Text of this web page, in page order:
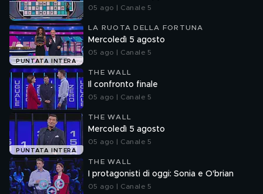
05 ago | Canale 5
PUNTATA INTERA
LA RUOTA DELLA FORTUNA
Mercoledì 5 agosto
05 ago | Canale 5
THE WALL
Il confronto finale
05 ago | Canale 5
PUNTATA INTERA
THE WALL
Mercoledì 5 agosto
05 ago | Canale 5
THE WALL
I protagonisti di oggi: Sonia e O'brian
05 ago | Canale 5